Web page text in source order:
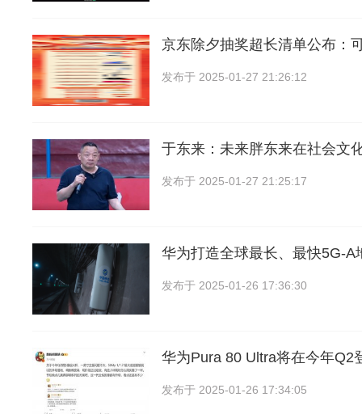
京东除夕抽奖超长清单公布：
发布于 2025-01-27 21:26:12
于东来：未来胖东来在社会文
发布于 2025-01-27 21:25:17
华为打造全球最长、最快5G-A
发布于 2025-01-26 17:36:30
华为Pura 80 Ultra将在今年Q2
发布于 2025-01-26 17:34:05